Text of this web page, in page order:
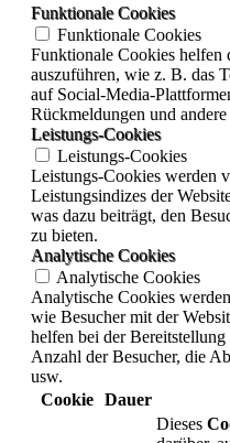
Funktionale Cookies
Funktionale Cookies
Funktionale Cookies helfen
auszuführen, wie z. B. das
auf Social-Media-
Rückmeldungen und
Leistungs-Cookies
Leistungs-Cookies
Leistungs-Cookies werden
Leistungsindizes der
was dazu beiträgt, den
zu bieten.
Analytische Cookies
Analytische Cookies
Analytische Cookies
wie Besucher mit der
helfen bei der
Anzahl der Besucher, die
usw.
Cookie Dauer
Dieses